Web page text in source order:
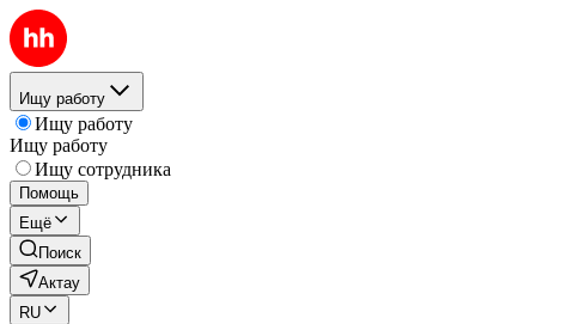
Ищу работу
Ищу работу
Ищу работу
Ищу сотрудника
Помощь
Ещё
Поиск
Актау
RU